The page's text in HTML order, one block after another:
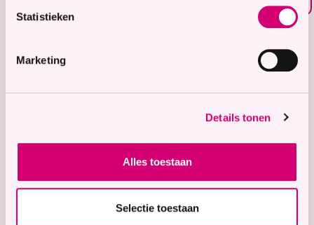
Statistieken
Marketing
Details tonen
Alles toestaan
Selectie toestaan
Tijdelijke zorg
Bekijk onze 9 locaties
Snel naar